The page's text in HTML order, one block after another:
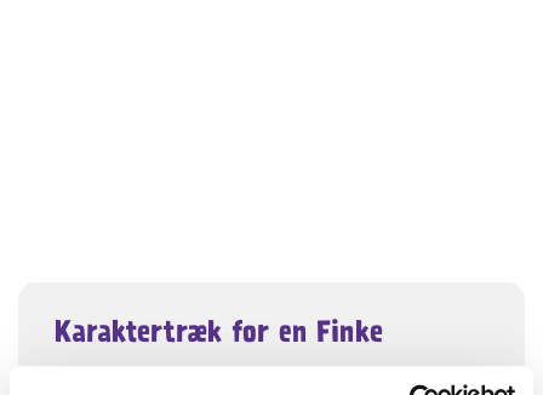
Karaktertræk for en Finke